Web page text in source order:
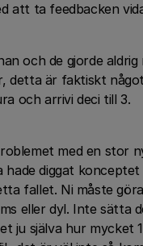
att ta feedbacken
och de gjorde
detta är faktiskt
och arrivi deci till 3.
med en stor
hade diggat
fallet. Ni måste
eller dyl. Inte sätta
ju själva hur mycket